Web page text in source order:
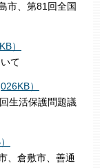
市、第81回全国
）
て
）
生活保護問題議
、倉敷市、善通